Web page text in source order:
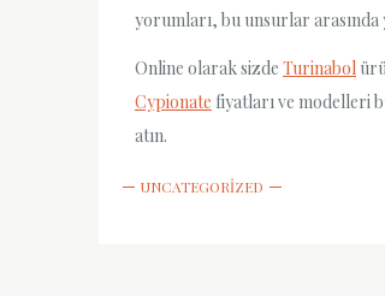
yorumları, bu unsurlar arasında
Online olarak sizde Turinabol
Cypionate fiyatları ve modelleri
atın.
UNCATEGORIZED